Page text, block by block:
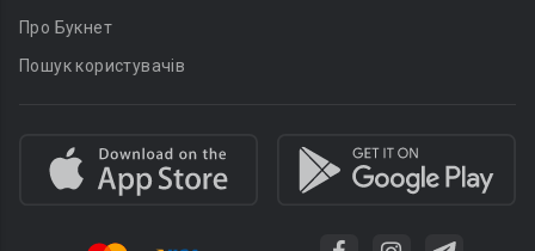
Про Букнет
Пошук користувачів